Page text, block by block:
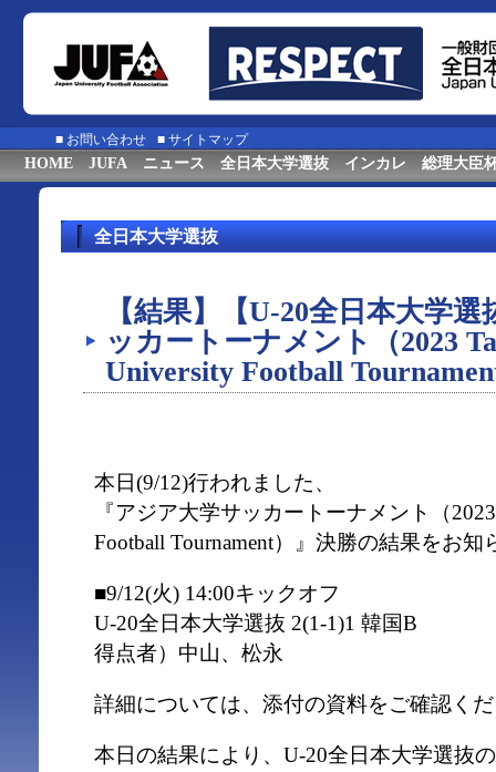
■ お問い合わせ ■ サイトマップ
HOME JUFA ニュース 全日本大学選抜 インカレ 総理大臣
全日本大学選抜
【結果】【U-20全日本大学
ッカートーナメント（2023
University Football
本日(9/12)行われました、
『アジア⼤学サッカートーナメント（
Football Tournament）』決勝の結果をお知
■9/12(火) 14:00キックオフ
U-20全日本大学選抜 2(1-1)1 韓国B
得点者）中山、松永
詳細については、添付の資料をご確認く
本日の結果により、U-20全日本大学選抜